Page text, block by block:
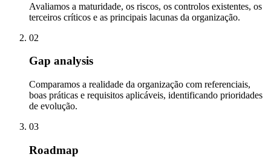
Avaliamos a maturidade, os riscos, os controlos existentes, os
terceiros críticos e as principais lacunas da organização.
02
Gap analysis
Comparamos a realidade da organização com referenciais,
boas práticas e requisitos aplicáveis, identificando prioridades
de evolução.
03
Roadmap